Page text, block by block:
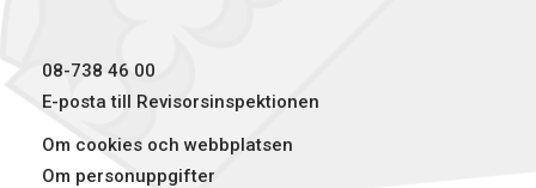
08-738 46 00
E-posta till Revisorsinspektionen
Om cookies och webbplatsen
Om personuppgifter